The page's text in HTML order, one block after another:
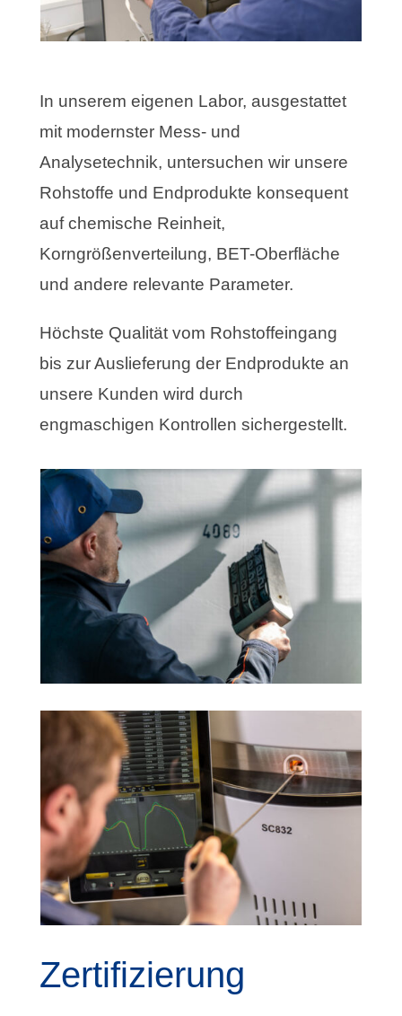
In unserem eigenen Labor, ausgestattet
mit modernster Mess- und
Analysetechnik, untersuchen wir unsere
Rohstoffe und Endprodukte konsequent
auf chemische Reinheit,
Korngrößenverteilung, BET-Oberfläche
und andere relevante Parameter.
Höchste Qualität vom Rohstoffeingang
bis zur Auslieferung der Endprodukte an
unsere Kunden wird durch
engmaschigen Kontrollen sichergestellt.
Zertifizierung